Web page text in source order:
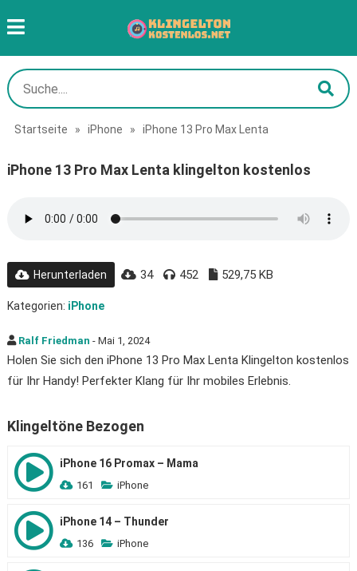
Startseite » iPhone » iPhone 13 Pro Max Lenta
iPhone 13 Pro Max Lenta klingelton kostenlos
Herunterladen 34 452 529,75 KB
Kategorien: iPhone
Ralf Friedman - Mai 1, 2024
Holen Sie sich den iPhone 13 Pro Max Lenta Klingelton kostenlos
für Ihr Handy! Perfekter Klang für Ihr mobiles Erlebnis.
Klingeltöne Bezogen
iPhone 16 Promax – Mama
161 iPhone
iPhone 14 – Thunder
136 iPhone